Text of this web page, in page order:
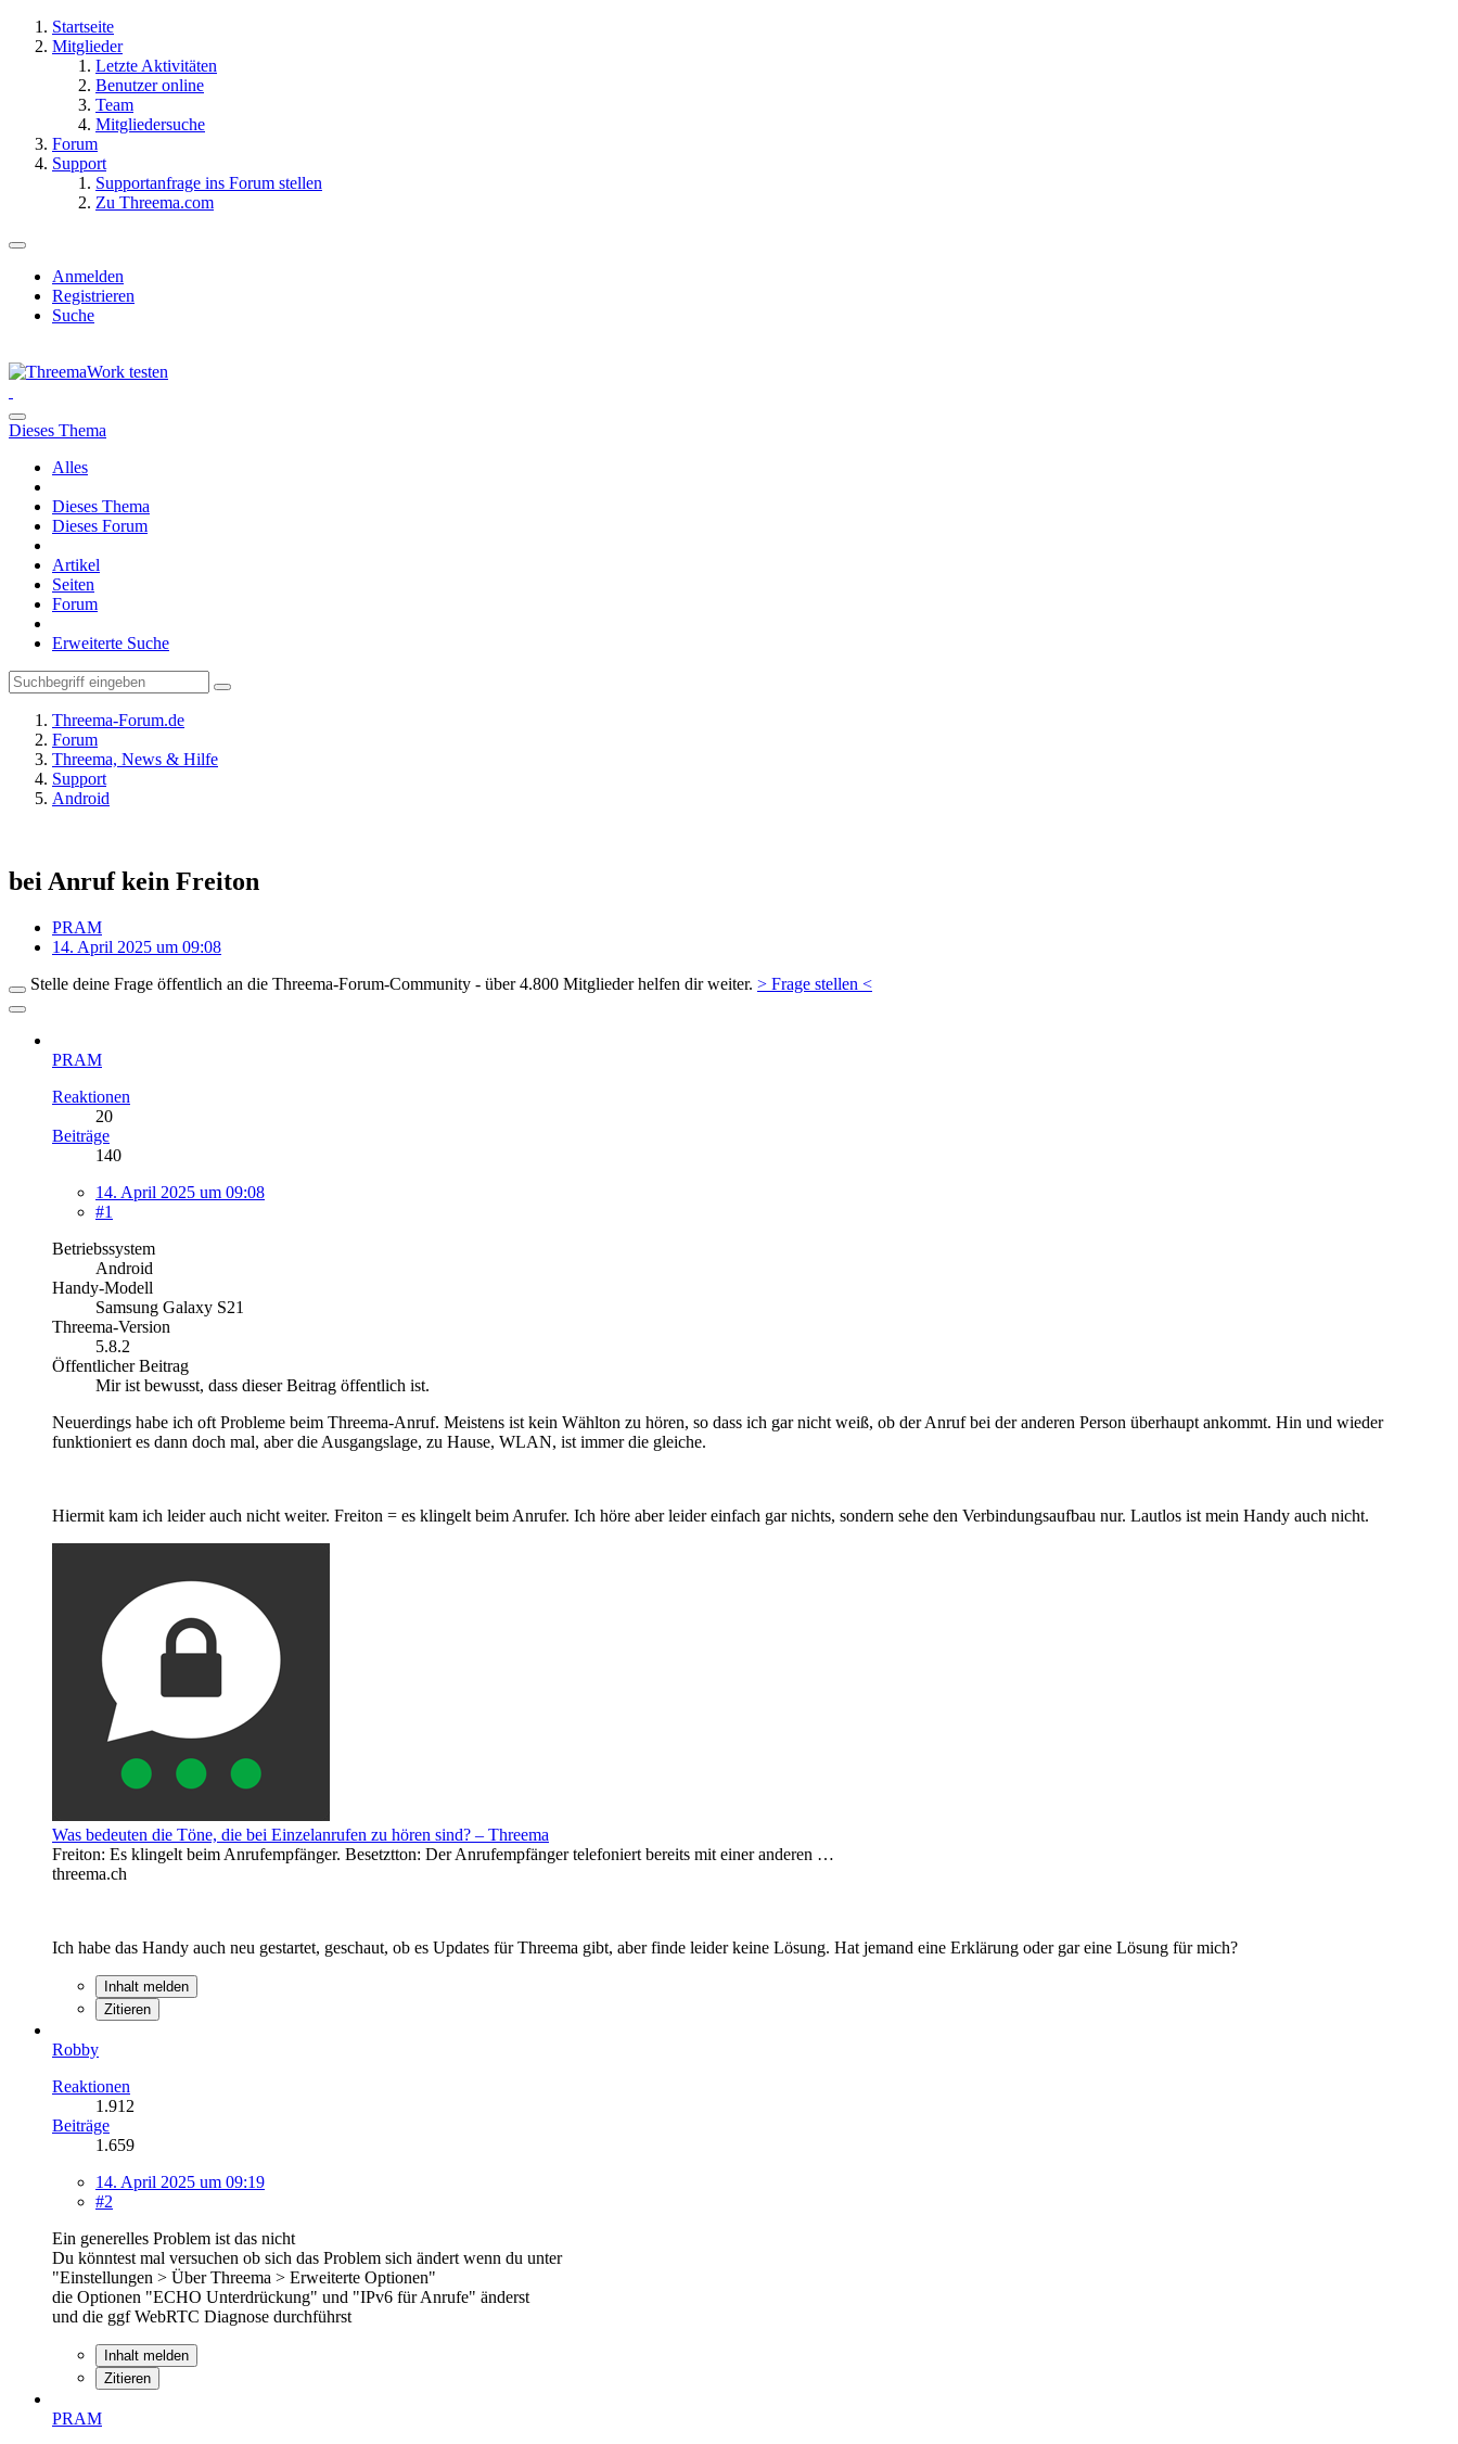
Startseite
Mitglieder
Letzte Aktivitäten
Benutzer online
Team
Mitgliedersuche
Forum
Support
Supportanfrage ins Forum stellen
Zu Threema.com
Anmelden
Registrieren
Suche
Dieses Thema
Alles
Dieses Thema
Dieses Forum
Artikel
Seiten
Forum
Erweiterte Suche
Threema-Forum.de
Forum
Threema, News & Hilfe
Support
Android
bei Anruf kein Freiton
PRAM
14. April 2025 um 09:08
Stelle deine Frage öffentlich an die Threema-Forum-Community - über 4.800 Mitglieder helfen dir weiter. > Frage stellen <
PRAM
Reaktionen
20
Beiträge
140
14. April 2025 um 09:08
#1
Betriebssystem
Android
Handy-Modell
Samsung Galaxy S21
Threema-Version
5.8.2
Öffentlicher Beitrag
Mir ist bewusst, dass dieser Beitrag öffentlich ist.
Neuerdings habe ich oft Probleme beim Threema-Anruf. Meistens ist kein Wählton zu hören, so dass ich gar nicht weiß, ob der Anruf bei der anderen Person überhaupt ankommt. Hin und wieder
funktioniert es dann doch mal, aber die Ausgangslage, zu Hause, WLAN, ist immer die gleiche.
Hiermit kam ich leider auch nicht weiter. Freiton = es klingelt beim Anrufer. Ich höre aber leider einfach gar nichts, sondern sehe den Verbindungsaufbau nur. Lautlos ist mein Handy auch nicht.
Was bedeuten die Töne, die bei Einzelanrufen zu hören sind? – Threema
Freiton: Es klingelt beim Anrufempfänger. Besetztton: Der Anrufempfänger telefoniert bereits mit einer anderen …
threema.ch
Ich habe das Handy auch neu gestartet, geschaut, ob es Updates für Threema gibt, aber finde leider keine Lösung. Hat jemand eine Erklärung oder gar eine Lösung für mich?
Inhalt melden
Zitieren
Robby
Reaktionen
1.912
Beiträge
1.659
14. April 2025 um 09:19
#2
Ein generelles Problem ist das nicht
Du könntest mal versuchen ob sich das Problem sich ändert wenn du unter
"Einstellungen > Über Threema > Erweiterte Optionen"
die Optionen "ECHO Unterdrückung" und "IPv6 für Anrufe" änderst
und die ggf WebRTC Diagnose durchführst
Inhalt melden
Zitieren
PRAM